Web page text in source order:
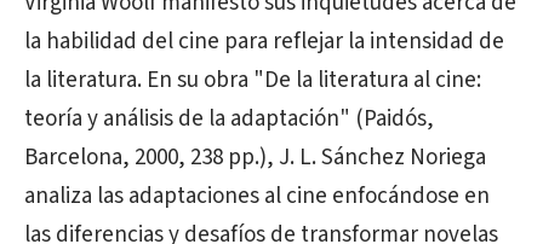
la habilidad del cine para reflejar la intensidad de
la literatura. En su obra "De la literatura al cine:
teoría y análisis de la adaptación" (Paidós,
Barcelona, 2000, 238 pp.), J. L. Sánchez Noriega
analiza las adaptaciones al cine enfocándose en
las diferencias y desafíos de transformar novelas